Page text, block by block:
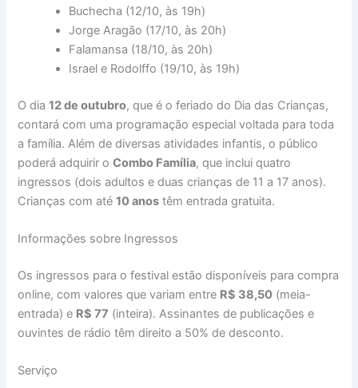
Buchecha (12/10, às 19h)
Jorge Aragão (17/10, às 20h)
Falamansa (18/10, às 20h)
Israel e Rodolffo (19/10, às 19h)
O dia12 de outubro, que é o feriado do Dia das Crianças,
contará com uma programação especial voltada para toda
a família. Além de diversas atividades infantis, o público
poderá adquirir oCombo Família, que inclui quatro
ingressos (dois adultos e duas crianças de 11 a 17 anos).
Crianças com até10 anos têm entrada gratuita.
Informações sobre Ingressos
Os ingressos para o festival estão disponíveis para compra
online, com valores que variam entre R$ 38,50 (meia-
entrada) e R$ 77 (inteira). Assinantes de publicações e
ouvintes de rádio têm direito a 50% de desconto.
Serviço